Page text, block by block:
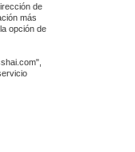
de
más
opción de